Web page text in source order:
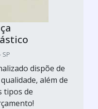
SP
dispõe de
além de
tipos de